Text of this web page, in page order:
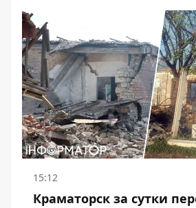
15:12
Краматорск за сутки